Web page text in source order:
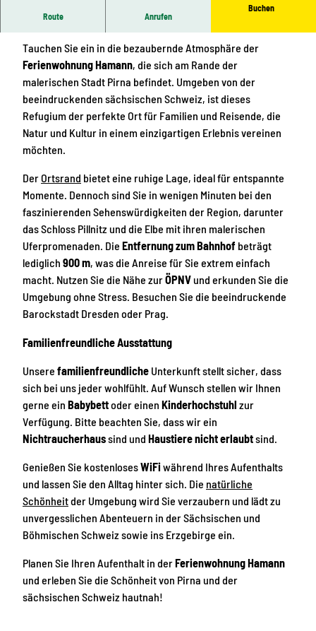
Route Anrufen
Buchen
Ferienwohnung Hamann: Ihr Rückzugsort in Pirna
Tauchen Sie ein in die bezaubernde Atmosphäre der
Ferienwohnung Hamann, die sich am Rande der
malerischen Stadt Pirna befindet. Umgeben von der
beeindruckenden sächsischen Schweiz, ist dieses
Refugium der perfekte Ort für Familien und Reisende, die
Natur und Kultur in einem einzigartigen Erlebnis vereinen
möchten.
DerOrtsrand bietet eine ruhige Lage, ideal für entspannte
Momente. Dennoch sind Sie in wenigen Minuten bei den
faszinierenden Sehenswürdigkeiten der Region, darunter
das Schloss Pillnitz und die Elbe mit ihren malerischen
Uferpromenaden. Die Entfernung zum Bahnhof beträgt
lediglich 900 m, was die Anreise für Sie extrem einfach
macht. Nutzen Sie die Nähe zurÖPNVund erkunden Sie die
Umgebung ohne Stress. Besuchen Sie die beeindruckende
Barockstadt Dresden oder Prag.
Familienfreundliche Ausstattung
Unsere familienfreundliche Unterkunft stellt sicher, dass
sich bei uns jeder wohlfühlt. Auf Wunsch stellen wir Ihnen
gerne ein Babybettoder einen Kinderhochstuhl zur
Verfügung. Bitte beachten Sie, dass wir ein
Nichtraucherhaussind und Haustiere nicht erlaubtsind.
Genießen Sie kostenlosesWiFi während Ihres Aufenthalts
und lassen Sie den Alltag hinter sich. Die natürliche
Schönheitder Umgebung wird Sie verzaubern und lädt zu
unvergesslichen Abenteuern in der Sächsischen und
Böhmischen Schweiz sowie ins Erzgebirge ein.
Planen Sie Ihren Aufenthalt in derFerienwohnung Hamann
und erleben Sie die Schönheit von Pirna und der
sächsischen Schweiz hautnah!